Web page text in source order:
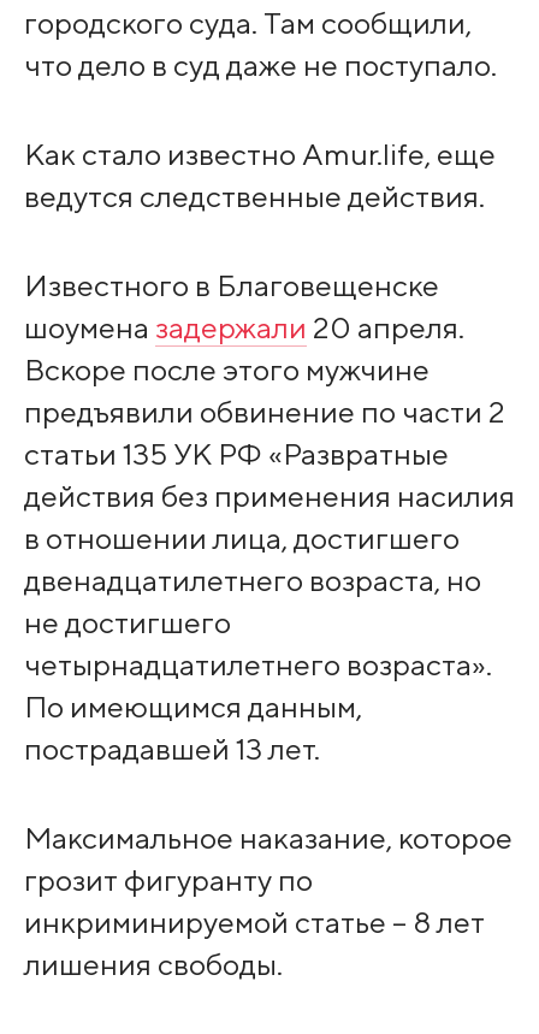
городского суда. Там сообщили,
что дело в суд даже не поступало.
Как стало известно Amur.life, еще
ведутся следственные действия.
Известного в Благовещенске
шоумена задержали 20 апреля.
Вскоре после этого мужчине
предъявили обвинение по части 2
статьи 135 УК РФ «Развратные
действия без применения насилия
в отношении лица, достигшего
двенадцатилетнего возраста, но
не достигшего
четырнадцатилетнего возраста».
По имеющимся данным,
пострадавшей 13 лет.
Максимальное наказание, которое
грозит фигуранту по
инкриминируемой статье – 8 лет
лишения свободы.